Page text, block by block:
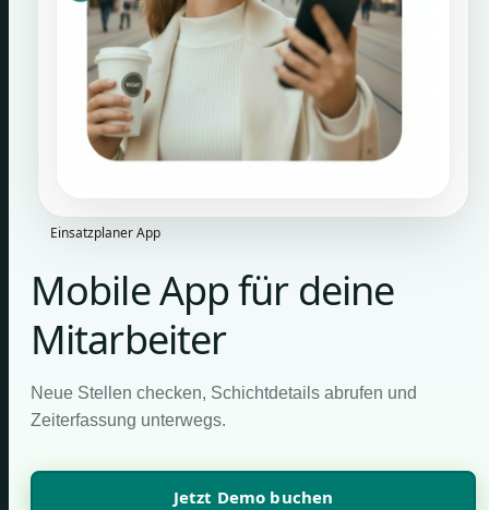
Einsatzplaner App
Mobile App für deine
Mitarbeiter
Neue Stellen checken, Schichtdetails abrufen und
Zeiterfassung unterwegs.
Jetzt Demo buchen